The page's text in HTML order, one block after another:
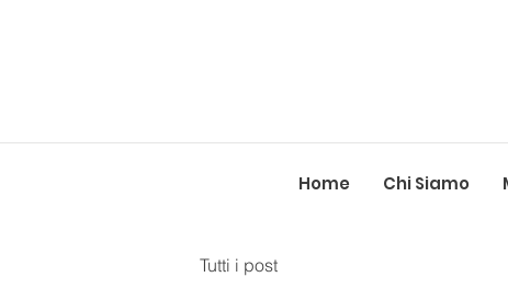
Home Chi Siamo
Tutti i post